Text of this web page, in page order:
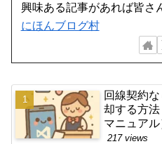
興味ある記事があれば皆さ
にほんブログ村
回線契約
却する方
マニュアル
217 views